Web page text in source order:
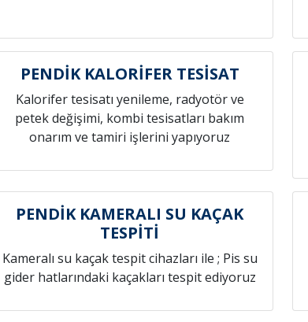
PENDİK KALORİFER TESİSAT
Kalorifer tesisatı yenileme, radyotör ve
petek değişimi, kombi tesisatları bakım
onarım ve tamiri işlerini yapıyoruz
PENDİK KAMERALI SU KAÇAK
TESPİTİ
Kameralı su kaçak tespit cihazları ile ; Pis su
gider hatlarındaki kaçakları tespit ediyoruz